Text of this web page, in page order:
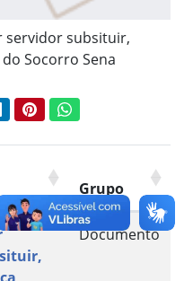
servidor subsituir,
Socorro Sena
LinkedInPinterestWhatsApp
Grupo
Documento